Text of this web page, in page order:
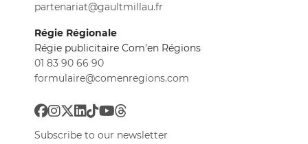
partenariat@gaultmillau.fr
Régie Régionale
Régie publicitaire Com'en Régions
01 83 90 66 90
formulaire@comenregions.com
Subscribe to our newsletter